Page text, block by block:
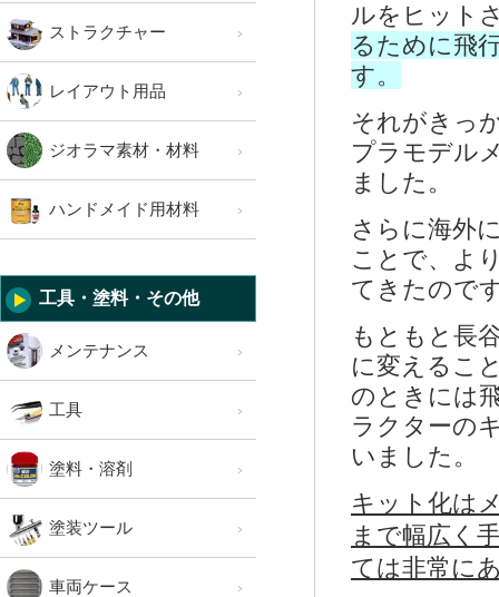
ストラクチャー
レイアウト用品
ジオラマ素材・材料
ハンドメイド用材料
工具・塗料・その他
メンテナンス
工具
塗料・溶剤
塗装ツール
車両ケース
ルをヒット
るために飛
す。
それがきっ
プラモデル
ました。
さらに海外
ことで、よ
てきたので
もともと長
に変えるこ
のときには
ラクターの
いました。
キット化は
まで幅広く
ては非常に